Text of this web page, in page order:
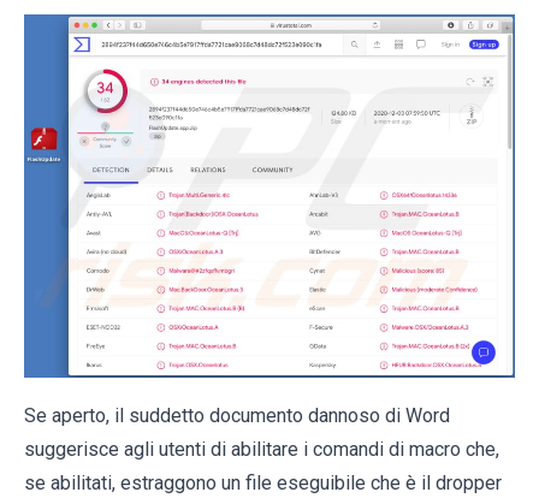
Se aperto, il suddetto documento dannoso di Word
suggerisce agli utenti di abilitare i comandi di macro che,
se abilitati, estraggono un file eseguibile che è il dropper